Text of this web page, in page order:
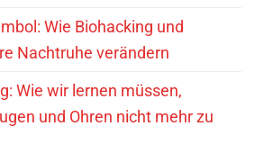
Wie Biohacking und
Nachtruhe verändern
Wie wir lernen müssen,
und Ohren nicht mehr zu